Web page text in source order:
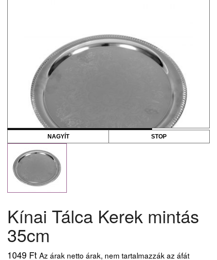
NAGYÍT STOP
Kínai Tálca Kerek mintás
35cm
1049 Ft Az árak netto árak, nem tartalmazzák az áfát